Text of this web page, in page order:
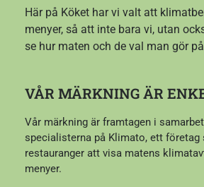
Här på Köket har vi valt att
menyer, så att inte bara vi, utan
se hur maten och de val man gör
VÅR MÄRKNING ÄR
Vår märkning är framtagen i
specialisterna på Klimato, ett företag
restauranger att visa matens
menyer.